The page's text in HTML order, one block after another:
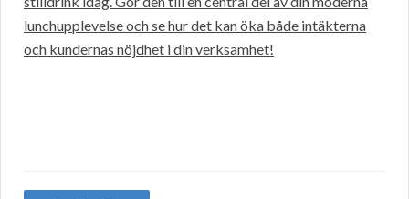
lunchupplevelse och se hur det kan öka både intäkterna
och kundernas nöjdhet i din verksamhet!